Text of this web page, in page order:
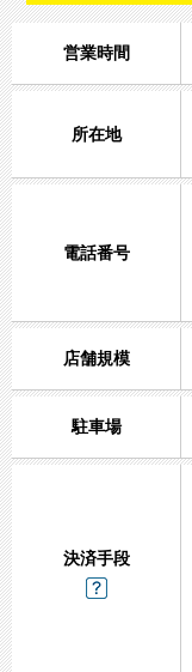
営業時間
所在地
電話番号
店舗規模
駐車場
決済手段